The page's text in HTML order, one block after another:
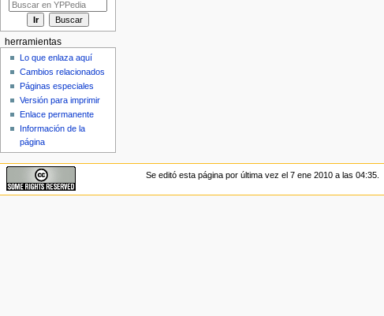
herramientas
Lo que enlaza aquí
Cambios relacionados
Páginas especiales
Versión para imprimir
Enlace permanente
Información de la
página
Se editó esta página por última vez el 7 ene 2010 a las 04:35.